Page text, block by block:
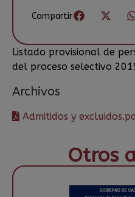
Compartir
Listado provisional de
del proceso selectivo
Archivos
Admitidos y
Otros